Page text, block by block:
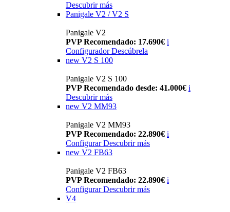
Descubrir más
Panigale V2 / V2 S
Panigale V2
PVP Recomendado: 17.690€ i
Configurador Descúbrela
new V2 S 100
Panigale V2 S 100
PVP Recomendado desde: 41.000€ i
Descubrir más
new V2 MM93
Panigale V2 MM93
PVP Recomendado: 22.890€ i
Configurar Descubrir más
new V2 FB63
Panigale V2 FB63
PVP Recomendado: 22.890€ i
Configurar Descubrir más
V4